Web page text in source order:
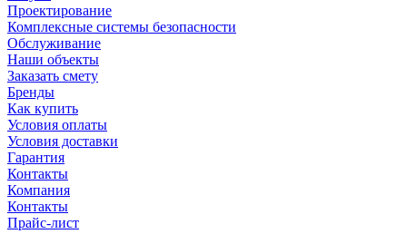
Проектирование
Комплексные системы безопасности
Обслуживание
Наши объекты
Заказать смету
Бренды
Как купить
Условия оплаты
Условия доставки
Гарантия
Контакты
Компания
Контакты
Прайс-лист